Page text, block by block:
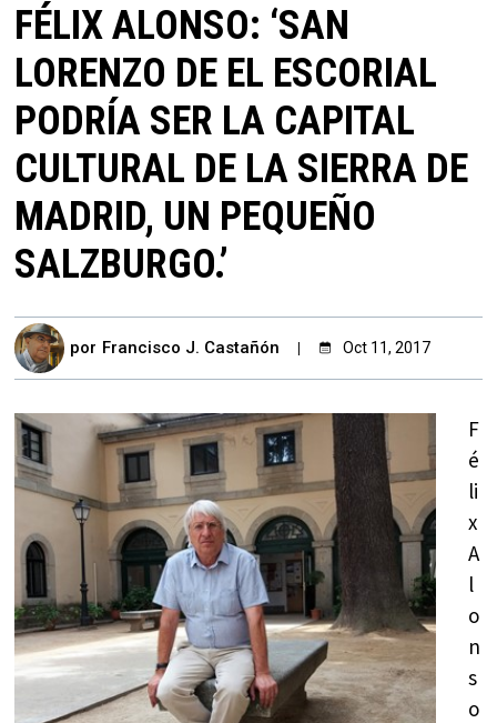
FÉLIX ALONSO: ‘SAN
LORENZO DE EL ESCORIAL
PODRÍA SER LA CAPITAL
CULTURAL DE LA SIERRA DE
MADRID, UN PEQUEÑO
SALZBURGO.’
por Francisco J. Castañón Oct 11, 2017
F
é
li
x
A
l
o
n
s
o